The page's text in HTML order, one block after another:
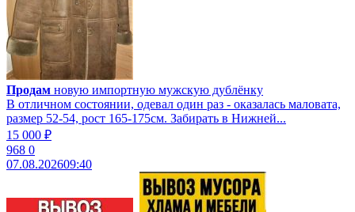
Продам новую импортную мужскую дублёнку
В отличном состоянии, одевал один раз - оказалась маловата,
размер 52-54, рост 165-175см. Забирать в Нижней...
15 000 ₽
968 0
07.08.202609:40